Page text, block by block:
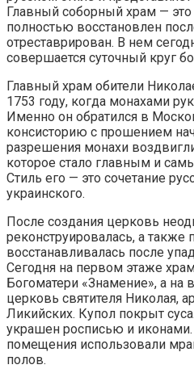
Главный соборный храм —
полностью восстановлен
отреставрирован. В нем
совершается суточный круг
Главный храм обители
1753 году, когда монахами
Именно он обратился в
консисторию с прошением
разрешения монахи
которое стало главным и
Стиль его — это сочетание
украинского.
После создания церковь
реконструировалась, а также
восстанавливалась после
Сегодня на первом этаже
Богоматери «Знамение», а на
церковь святителя Николая,
Ликийских. Купол покрыт
украшен росписью и
помещения использовали
полов.